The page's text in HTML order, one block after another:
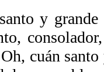
y
cuán